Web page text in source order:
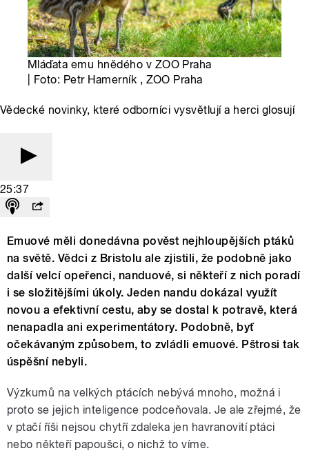
Mláďata emu hnědého v ZOO Praha
| Foto: Petr Hamerník , ZOO Praha
Vědecké novinky, které odborníci vysvětlují a herci glosují
25:37
Emuové měli donedávna pověst nejhloupějších ptáků
na světě. Vědci z Bristolu ale zjistili, že podobně jako
další velcí opeřenci, nanduové, si někteří z nich poradí
i se složitějšími úkoly. Jeden nandu dokázal využít
novou a efektivní cestu, aby se dostal k potravě, která
nenapadla ani experimentátory. Podobně, byť
očekávaným způsobem, to zvládli emuové. Pštrosi tak
úspěšní nebyli.
Výzkumů na velkých ptácích nebývá mnoho, možná i
proto se jejich inteligence podceňovala. Je ale zřejmé, že
v ptačí říši nejsou chytří zdaleka jen havranovití ptáci
nebo někteří papoušci, o nichž to víme.